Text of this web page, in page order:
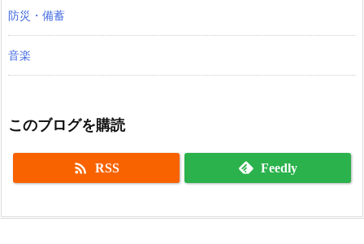
防災・備蓄
音楽
このブログを購読
 RSS Feedly